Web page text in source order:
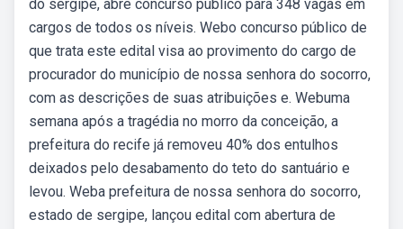
do sergipe, abre concurso público para 348 vagas em
cargos de todos os níveis. Webo concurso público de
que trata este edital visa ao provimento do cargo de
procurador do município de nossa senhora do socorro,
com as descrições de suas atribuições e. Webuma
semana após a tragédia no morro da conceição, a
prefeitura do recife já removeu 40% dos entulhos
deixados pelo desabamento do teto do santuário e
levou. Weba prefeitura de nossa senhora do socorro,
estado de sergipe, lançou edital com abertura de